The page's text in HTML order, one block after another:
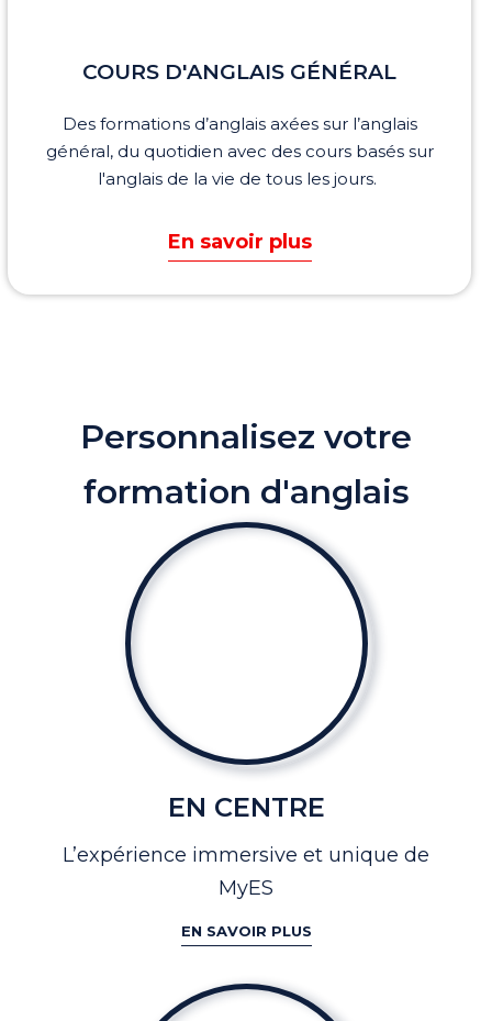
COURS D'ANGLAIS GÉNÉRAL
Des formations d’anglais axées sur l’anglais
général, du quotidien avec des cours basés sur
l'anglais de la vie de tous les jours.
En savoir plus
Personnalisez votre
formation d'anglais
EN CENTRE
L’expérience immersive et unique de
MyES
EN SAVOIR PLUS